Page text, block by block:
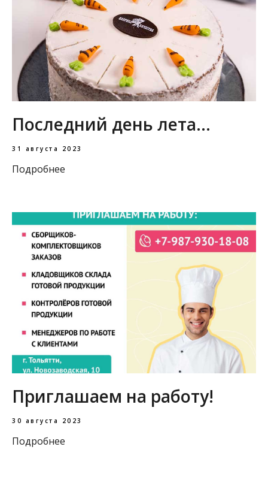
Последний день лета...
31 августа 2023
Подробнее
Приглашаем на работу!
30 августа 2023
Подробнее